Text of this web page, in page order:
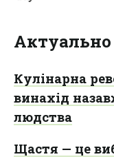
Актуально
Кулінарна
винахід
людства
Щастя — це